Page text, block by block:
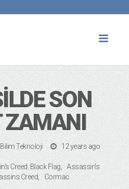
SON
ZAMANI
Bilim Teknoloji 12 years ago
Creed: Black Flag
Assassin's
Creed Cormac